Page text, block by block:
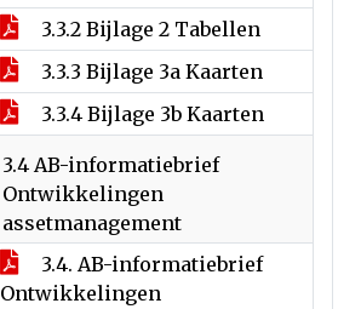
3.3.2 Bijlage 2 Tabellen
3.3.3 Bijlage 3a Kaarten
3.3.4 Bijlage 3b Kaarten
3.4 AB-informatiebrief
Ontwikkelingen
assetmanagement
3.4. AB-informatiebrief
Ontwikkelingen